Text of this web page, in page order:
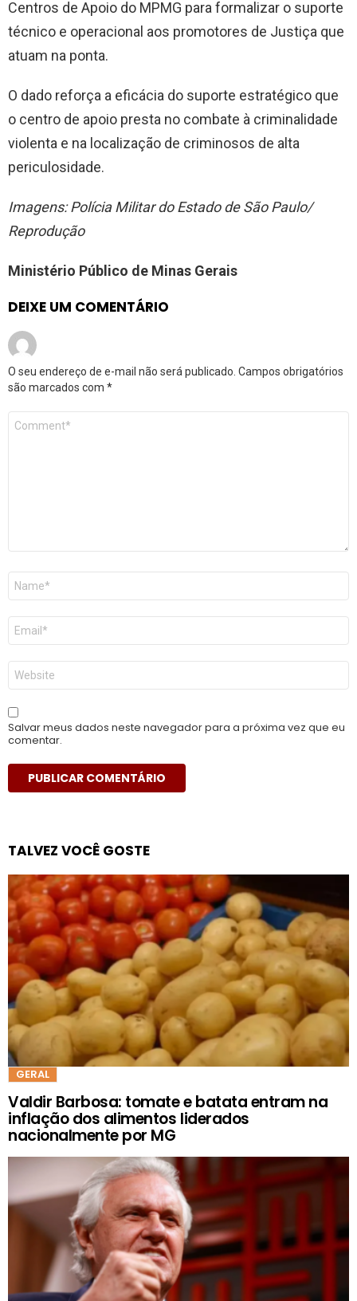
Centros de Apoio do MPMG para formalizar o suporte
técnico e operacional aos promotores de Justiça que
atuam na ponta.
O dado reforça a eficácia do suporte estratégico que
o centro de apoio presta no combate à criminalidade
violenta e na localização de criminosos de alta
periculosidade.
Imagens: Polícia Militar do Estado de São Paulo/
Reprodução
Ministério Público de Minas Gerais
DEIXE UM COMENTÁRIO
O seu endereço de e-mail não será publicado. Campos obrigatórios
são marcados com *
Comentário
Nome
E-
mail
*
Site
Salvar meus dados neste navegador para a próxima vez que eu
comentar.
TALVEZ VOCÊ GOSTE
GERAL
Valdir Barbosa: tomate e batata entram na
inflação dos alimentos liderados
nacionalmente por MG